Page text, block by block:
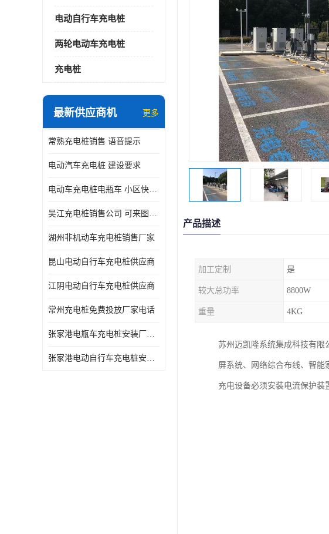
电动自行车充电桩
两轮电动车充电桩
充电桩
最新供应商机 更多
常熟充电桩销售 语音提示
电动汽车充电桩 建设要求
电动车充电桩电瓶车 小区快速电动自行车充电站
吴江充电桩销售公司 可来图定制
湖州非机动车充电桩销售厂家
昆山电动自行车充电桩供应商
江阴电动自行车充电桩供应商
常州充电桩免费投放厂家电话
张家港电瓶车充电桩安装厂家电话
张家港电动自行车充电桩安装供货商
产品描述
加工定制 是
较大总功率 8800W
重量 4KG
苏州迈凯隆系统集成科技有
屏系统、网络综合布线、智
充电设备必须安装电流保护装